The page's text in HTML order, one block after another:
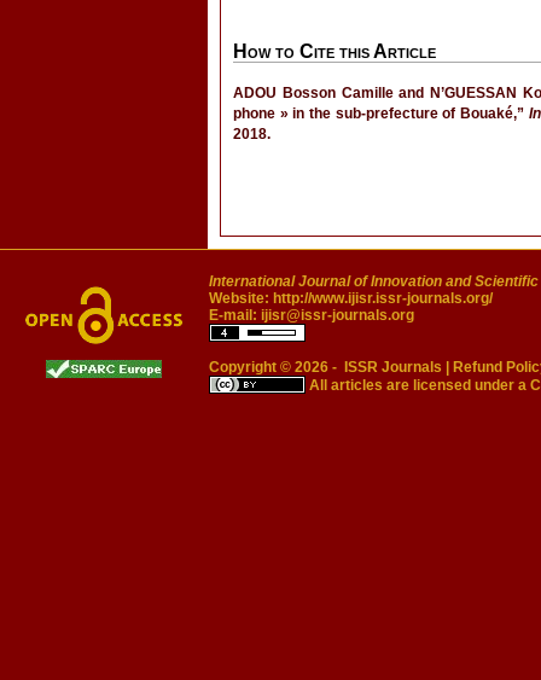
How to Cite this Article
ADOU Bosson Camille and N’GUESSAN
phone » in the sub-prefecture of Bouaké,”
2018.
International Journal of Innovation and
Website: http://www.ijisr.issr-journals.org/
E-mail: ijisr@issr-journals.org
Copyright © 2026 - ISSR Journals
Refund
All articles are licensed under a